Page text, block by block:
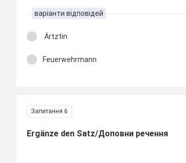
варіанти відповідей
Ärtztin
Feuerwehrmann
Запитання 6
Ergänze den Satz/Доповни речення